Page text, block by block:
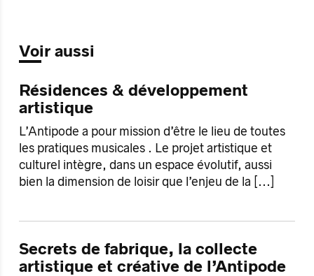
Voir aussi
Résidences & développement
artistique
L’Antipode a pour mission d’être le lieu de toutes
les pratiques musicales . Le projet artistique et
culturel intègre, dans un espace évolutif, aussi
bien la dimension de loisir que l’enjeu de la [...]
Secrets de fabrique, la collecte
artistique et créative de l’Antipode